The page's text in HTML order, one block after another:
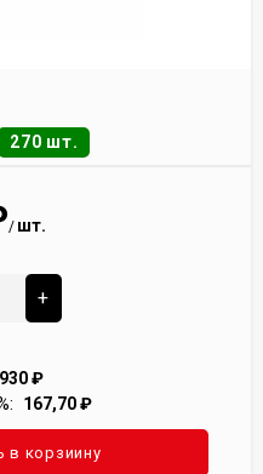
270 шт.
/ шт.
+
930₽
167,70₽
в корзиину